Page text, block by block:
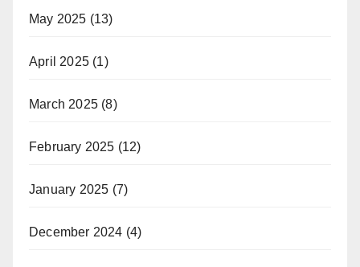
May 2025 (13)
April 2025 (1)
March 2025 (8)
February 2025 (12)
January 2025 (7)
December 2024 (4)